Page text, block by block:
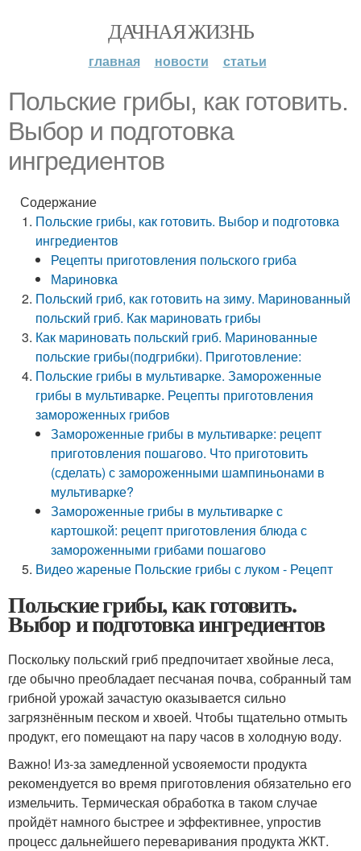
ДАЧНАЯ ЖИЗНЬ
главная новости статьи
Польские грибы, как готовить.
Выбор и подготовка
ингредиентов
Содержание
Польские грибы, как готовить. Выбор и подготовка
ингредиентов
Рецепты приготовления польского гриба
Мариновка
Польский гриб, как готовить на зиму. Маринованный
польский гриб. Как мариновать грибы
Как мариновать польский гриб. Маринованные
польские грибы(подгрибки). Приготовление:
Польские грибы в мультиварке. Замороженные
грибы в мультиварке. Рецепты приготовления
замороженных грибов
Замороженные грибы в мультиварке: рецепт
приготовления пошагово. Что приготовить
(сделать) с замороженными шампиньонами в
мультиварке?
Замороженные грибы в мультиварке с
картошкой: рецепт приготовления блюда с
замороженными грибами пошагово
Видео жареные Польские грибы с луком - Рецепт
Польские грибы, как готовить.
Выбор и подготовка ингредиентов
Поскольку польский гриб предпочитает хвойные леса,
где обычно преобладает песчаная почва, собранный там
грибной урожай зачастую оказывается сильно
загрязнённым песком и хвоей. Чтобы тщательно отмыть
продукт, его помещают на пару часов в холодную воду.
Важно! Из-за замедленной усвояемости продукта
рекомендуется во время приготовления обязательно его
измельчить. Термическая обработка в таком случае
пройдёт намного быстрее и эффективнее, упростив
процесс дальнейшего переваривания продукта ЖКТ.